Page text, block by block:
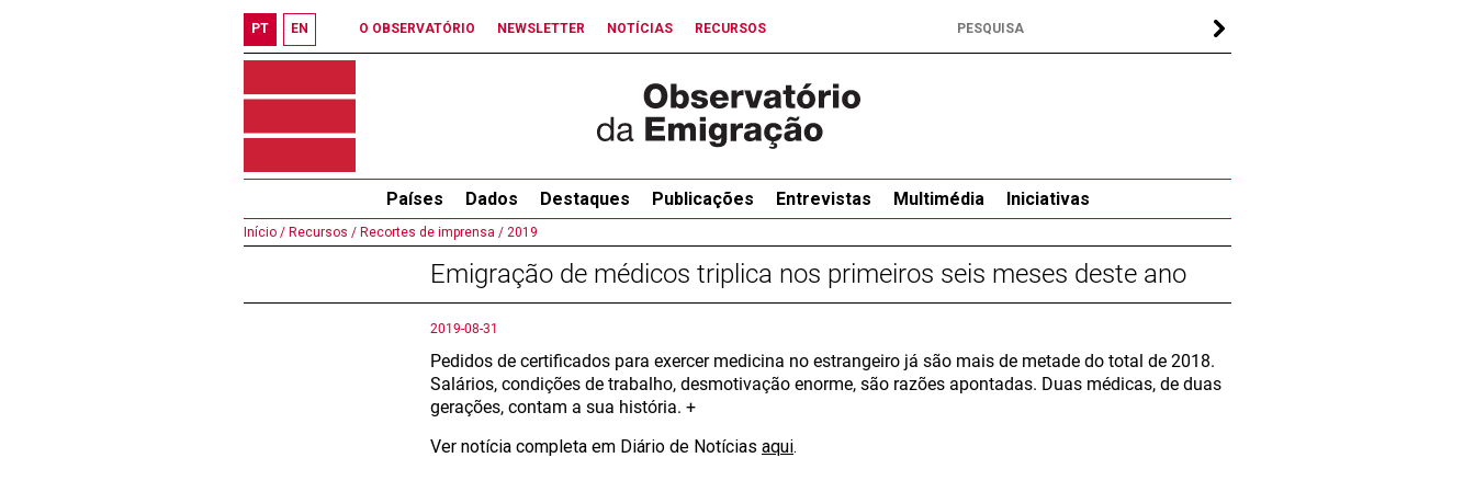
PT EN O OBSERVATÓRIO NEWSLETTER NOTÍCIAS RECURSOS
Países Dados Destaques Publicações Entrevistas Multimédia Iniciativas
Início / Recursos / Recortes de imprensa / 2019
Emigração de médicos triplica nos primeiros seis meses deste ano
2019-08-31
Pedidos de certificados para exercer medicina no estrangeiro já são mais de metade do total de 2018.
Salários, condições de trabalho, desmotivação enorme, são razões apontadas. Duas médicas, de duas
gerações, contam a sua história. +
Ver notícia completa em Diário de Notícias aqui.